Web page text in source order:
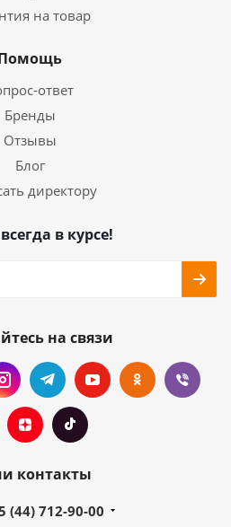
на товар
ответ
Бренды
Отзывы
Блог
директору
в курсе!
на связи
контакты
(44) 712-90-00